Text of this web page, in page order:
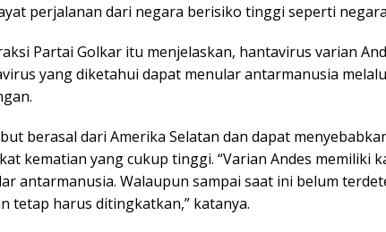
perjalanan dari negara berisiko tinggi seperti
Partai Golkar itu menjelaskan, hantavirus varian
yang diketahui dapat menular antarmanusia
berasal dari Amerika Selatan dan dapat
kematian yang cukup tinggi. “Varian Andes memiliki
antarmanusia. Walaupun sampai saat ini belum
tetap harus ditingkatkan,” katanya.